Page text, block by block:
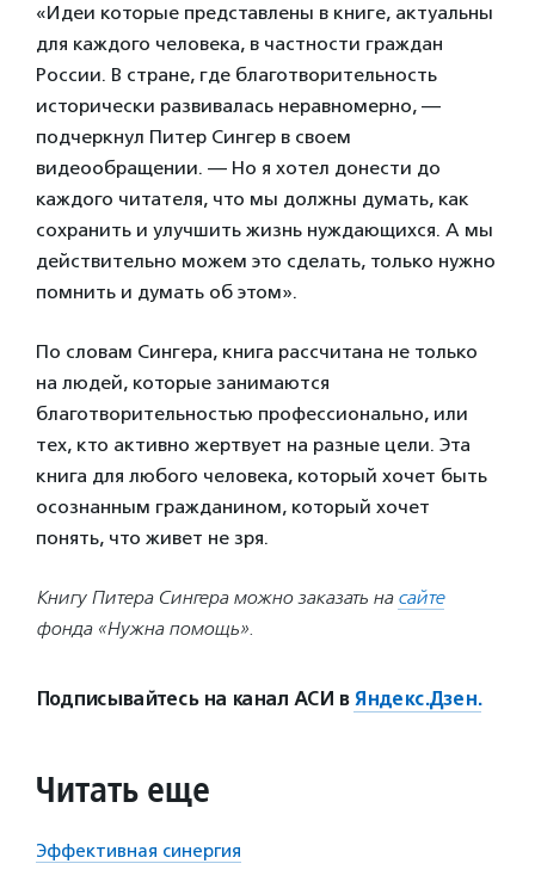
«Идеи которые представлены в книге, актуальны
для каждого человека, в частности граждан
России. В стране, где благотворительность
исторически развивалась неравномерно, —
подчеркнул Питер Сингер в своем
видеообращении. — Но я хотел донести до
каждого читателя, что мы должны думать, как
сохранить и улучшить жизнь нуждающихся. А мы
действительно можем это сделать, только нужно
помнить и думать об этом».
По словам Сингера, книга рассчитана не только
на людей, которые занимаются
благотворительностью профессионально, или
тех, кто активно жертвует на разные цели. Эта
книга для любого человека, который хочет быть
осознанным гражданином, который хочет
понять, что живет не зря.
Книгу Питера Сингера можно заказать на сайте
фонда «Нужна помощь».
Подписывайтесь на канал АСИ в Яндекс.Дзен.
Читать еще
Эффективная синергия